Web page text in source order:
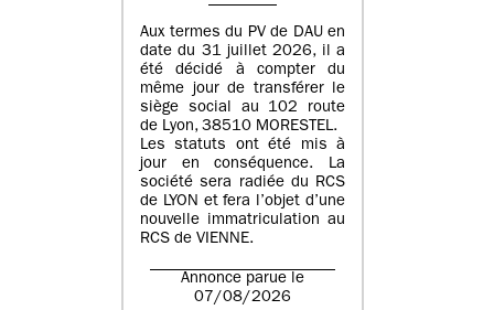
Aux termes du PV de DAU en
date du 31 juillet 2026, il a
été décidé à compter du
même jour de transférer le
siège social au 102 route
de Lyon, 38510 MORESTEL.
Les statuts ont été mis à
jour en conséquence. La
société sera radiée du RCS
de LYON et fera l’objet d’une
nouvelle immatriculation au
RCS de VIENNE.
Annonce parue le
07/08/2026